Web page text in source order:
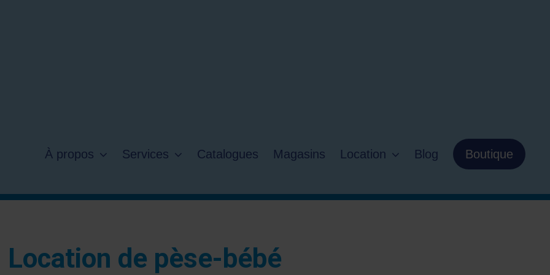
À propos Services Catalogues Magasins Location Blog Boutique
Location de pèse-bébé